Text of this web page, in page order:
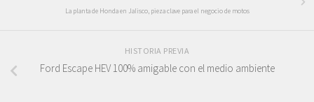
La planta de Honda en Jalisco, pieza clave para el negocio de motos
HISTORIA PREVIA
Ford Escape HEV 100% amigable con el medio ambiente